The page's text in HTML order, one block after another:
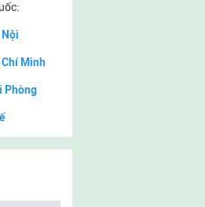
Chí Minh
Phòng
Thơ
Ninh